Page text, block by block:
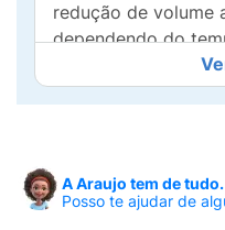
redução de volume
dependendo do
Sua fórmula é
químico. O "Oil" da
super hidratação,
A Araujo tem de tudo.
Posso te ajudar de